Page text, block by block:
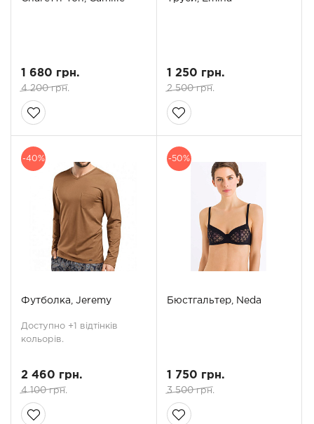
1 680 грн.
4 200 грн.
1 250 грн.
2 500 грн.
-40%
Футболка, Jeremy
Доступно +1 відтінків
кольорів.
2 460 грн.
4 100 грн.
-50%
Бюстгальтер, Neda
1 750 грн.
3 500 грн.